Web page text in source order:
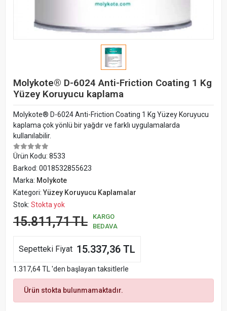
Molykote® D-6024 Anti-Friction Coating 1 Kg
Yüzey Koruyucu kaplama
Molykote® D-6024 Anti-Friction Coating 1 Kg Yüzey Koruyucu
kaplama çok yönlü bir yağdır ve farklı uygulamalarda
kullanılabilir.
Ürün Kodu: 8533
Barkod: 0018532855623
Marka: Molykote
Kategori:Yüzey Koruyucu Kaplamalar
Stok: Stokta yok
15.811,71 TL
KARGO
BEDAVA
Sepetteki Fiyat 15.337,36 TL
1.317,64 TL 'den başlayan taksitlerle
Ürün stokta bulunmamaktadır.